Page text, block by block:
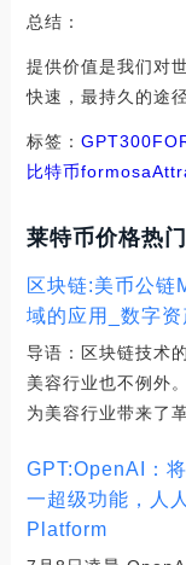
总结：
提供价值是我们对
快速，最持久的途径
标签： GPT300
比特币formosa
莱特币价格热
区块链:美币公链
域的应用_数字
导语：区块链技术
美容行业也不例外
为美容行业带来了
GPT:OpenAI：
一超级功能，人
Platform